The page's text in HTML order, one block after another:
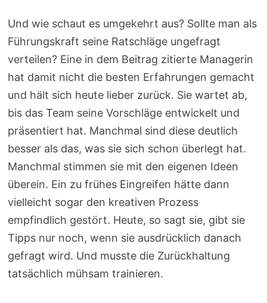
Und wie schaut es umgekehrt aus? Sollte man als
Führungskraft seine Ratschläge ungefragt
verteilen? Eine in dem Beitrag zitierte Managerin
hat damit nicht die besten Erfahrungen gemacht
und hält sich heute lieber zurück. Sie wartet ab,
bis das Team seine Vorschläge entwickelt und
präsentiert hat. Manchmal sind diese deutlich
besser als das, was sie sich schon überlegt hat.
Manchmal stimmen sie mit den eigenen Ideen
überein. Ein zu frühes Eingreifen hätte dann
vielleicht sogar den kreativen Prozess
empfindlich gestört. Heute, so sagt sie, gibt sie
Tipps nur noch, wenn sie ausdrücklich danach
gefragt wird. Und musste die Zurückhaltung
tatsächlich mühsam trainieren.